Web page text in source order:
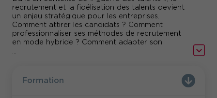
recrutement et la fidélisation des talents devient
un enjeu stratégique pour les entreprises.
Comment attirer les candidats ? Comment
professionnaliser ses méthodes de recrutement
en mode hybride ? Comment adapter son
Cette formation Comundi vous fournira une
...
Formation